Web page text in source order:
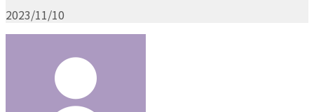
2023/11/10